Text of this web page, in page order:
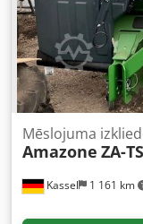
Kassel 1 161 km
Mēslojuma
Amazone ZA-